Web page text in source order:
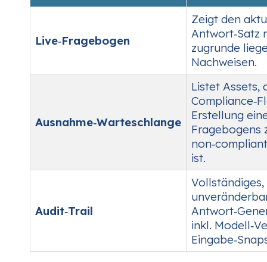
Live‑Fragebogen
Zeigt den
Antwort‑Satz
zugrunde
Nachweisen.
Ausnahme‑Warteschlange
Listet Assets,
Erstellung
Fragebogens
non‑compliant
ist.
Audit‑Trail
Vollständiges,
inkl.